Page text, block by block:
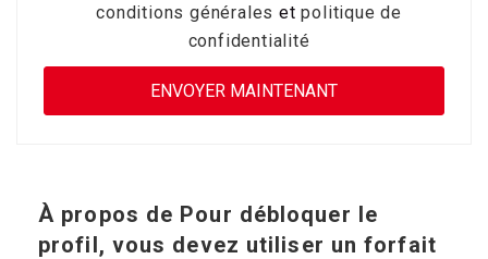
conditions générales etpolitique de
confidentialité
À propos de Pour débloquer le
profil, vous devez utiliser un forfait